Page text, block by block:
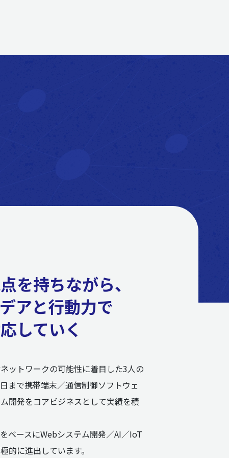
を持ちながら、
アと行動力で
していく
ットワークの可能性に着目した3人の
まで携帯端末／通信制御ソフトウェ
開発をコアビジネスとして実績を積
ベースにWebシステム開発／AI／IoT
的に進出しています。